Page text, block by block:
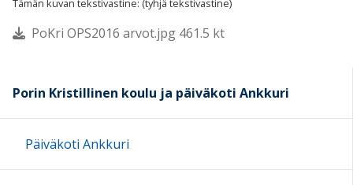
Tämän kuvan tekstivastine: (tyhjä tekstivastine)
PoKri OPS2016 arvot.jpg 461.5 kt
Porin Kristillinen koulu ja päiväkoti Ankkuri
Päiväkoti Ankkuri